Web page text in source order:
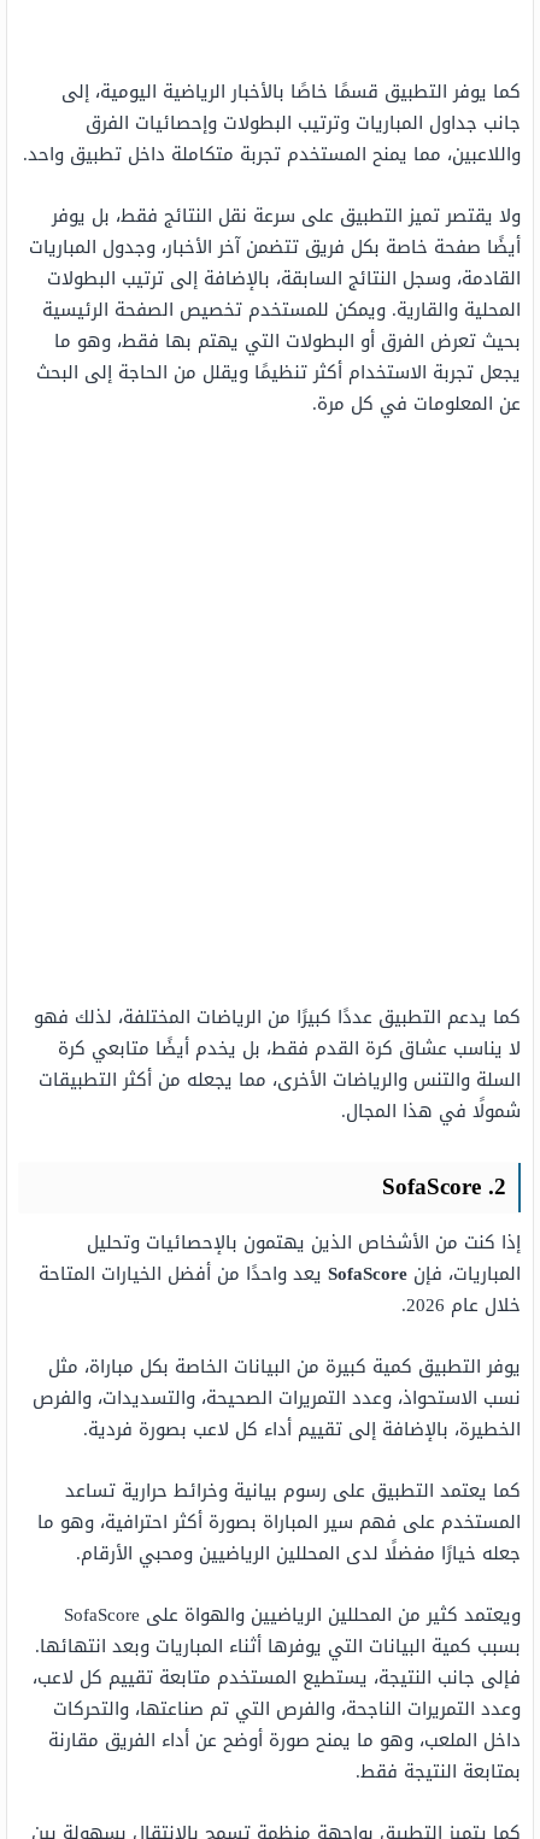
كما يوفر التطبيق قسمًا خاصًا بالأخبار الرياضية اليومية، إلى
جانب جداول المباريات وترتيب البطولات وإحصائيات الفرق
واللاعبين، مما يمنح المستخدم تجربة متكاملة داخل تطبيق واحد.
ولا يقتصر تميز التطبيق على سرعة نقل النتائج فقط، بل يوفر
أيضًا صفحة خاصة بكل فريق تتضمن آخر الأخبار، وجدول المباريات
القادمة، وسجل النتائج السابقة، بالإضافة إلى ترتيب البطولات
المحلية والقارية. ويمكن للمستخدم تخصيص الصفحة الرئيسية
بحيث تعرض الفرق أو البطولات التي يهتم بها فقط، وهو ما
يجعل تجربة الاستخدام أكثر تنظيمًا ويقلل من الحاجة إلى البحث
عن المعلومات في كل مرة.
كما يدعم التطبيق عددًا كبيرًا من الرياضات المختلفة، لذلك فهو
لا يناسب عشاق كرة القدم فقط، بل يخدم أيضًا متابعي كرة
السلة والتنس والرياضات الأخرى، مما يجعله من أكثر التطبيقات
شمولًا في هذا المجال.
2. SofaScore
إذا كنت من الأشخاص الذين يهتمون بالإحصائيات وتحليل
المباريات، فإن SofaScore يعد واحدًا من أفضل الخيارات المتاحة
خلال عام 2026.
يوفر التطبيق كمية كبيرة من البيانات الخاصة بكل مباراة، مثل
نسب الاستحواذ، وعدد التمريرات الصحيحة، والتسديدات، والفرص
الخطيرة، بالإضافة إلى تقييم أداء كل لاعب بصورة فردية.
كما يعتمد التطبيق على رسوم بيانية وخرائط حرارية تساعد
المستخدم على فهم سير المباراة بصورة أكثر احترافية، وهو ما
جعله خيارًا مفضلًا لدى المحللين الرياضيين ومحبي الأرقام.
ويعتمد كثير من المحللين الرياضيين والهواة على SofaScore
بسبب كمية البيانات التي يوفرها أثناء المباريات وبعد انتهائها.
فإلى جانب النتيجة، يستطيع المستخدم متابعة تقييم كل لاعب،
وعدد التمريرات الناجحة، والفرص التي تم صناعتها، والتحركات
داخل الملعب، وهو ما يمنح صورة أوضح عن أداء الفريق مقارنة
بمتابعة النتيجة فقط.